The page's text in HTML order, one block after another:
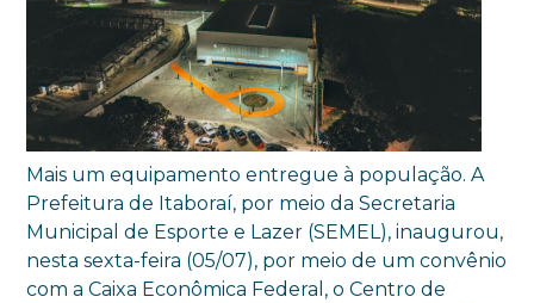
Mais um equipamento entregue à população. A
Prefeitura de Itaboraí, por meio da Secretaria
Municipal de Esporte e Lazer (SEMEL), inaugurou,
nesta sexta-feira (05/07), por meio de um convênio
com a Caixa Econômica Federal, o Centro de